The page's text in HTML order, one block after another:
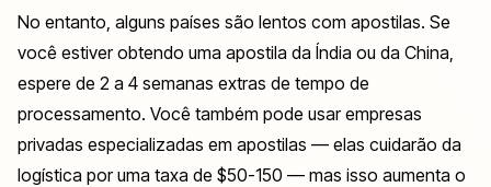
No entanto, alguns países são lentos com apostilas. Se
você estiver obtendo uma apostila da Índia ou da China,
espere de 2 a 4 semanas extras de tempo de
processamento. Você também pode usar empresas
privadas especializadas em apostilas — elas cuidarão da
logística por uma taxa de $50-150 — mas isso aumenta o